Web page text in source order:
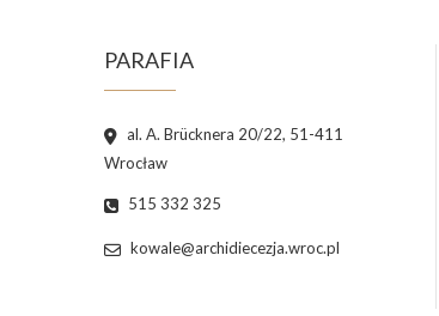
PARAFIA
al. A. Brücknera 20/22, 51-411
Wrocław
515 332 325
kowale@archidiecezja.wroc.pl